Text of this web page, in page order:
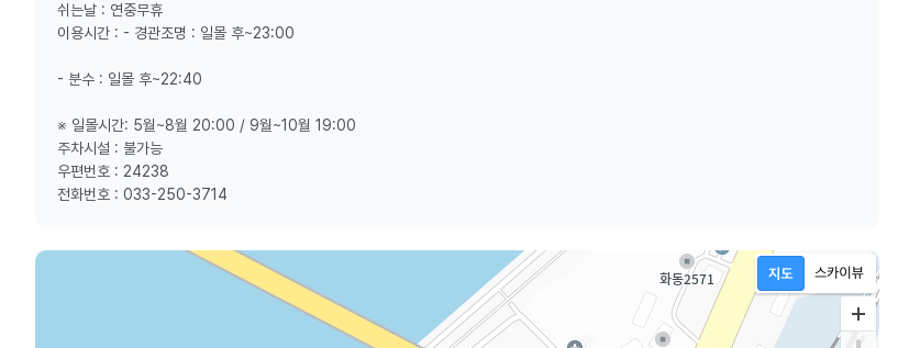
쉬는날 : 연중무휴
이용시간 : - 경관조명 : 일몰 후~23:00
- 분수 : 일몰 후~22:40
※ 일몰시간: 5월~8월 20:00 / 9월~10월 19:00
주차시설 : 불가능
우편번호 : 24238
전화번호 : 033-250-3714